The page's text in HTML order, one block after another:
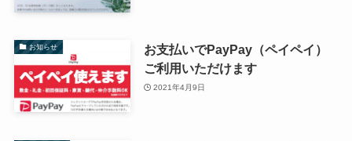
お知らせ
お支払いでPayPay（ペイペイ）
ご利用いただけます
2021年4月9日